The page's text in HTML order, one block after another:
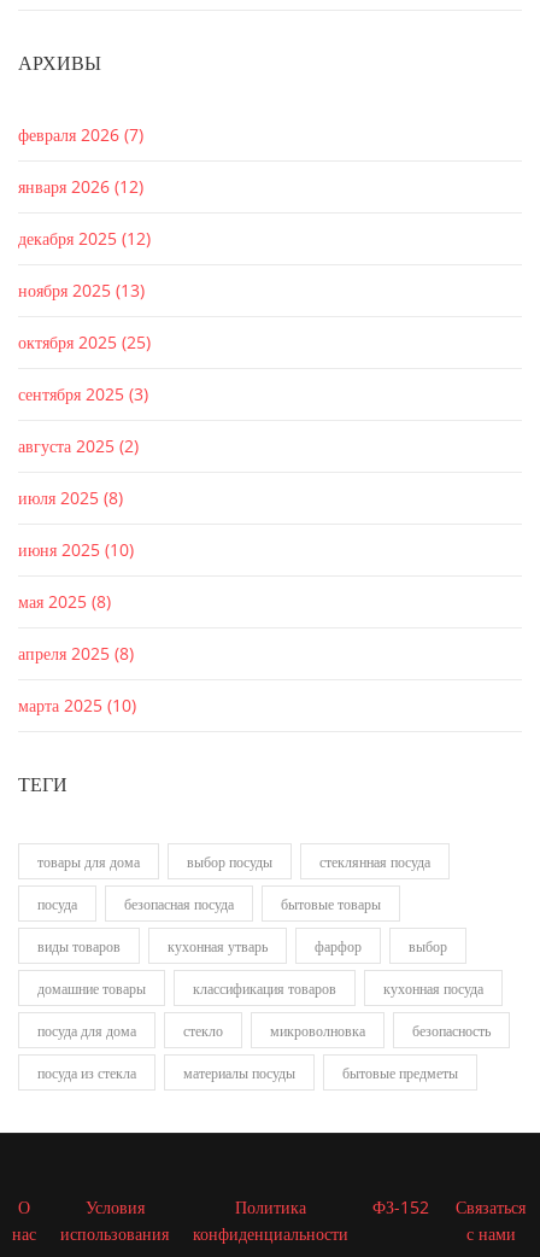
АРХИВЫ
февраля 2026 (7)
января 2026 (12)
декабря 2025 (12)
ноября 2025 (13)
октября 2025 (25)
сентября 2025 (3)
августа 2025 (2)
июля 2025 (8)
июня 2025 (10)
мая 2025 (8)
апреля 2025 (8)
марта 2025 (10)
ТЕГИ
товары для дома выбор посуды стеклянная посуда
посуда безопасная посуда бытовые товары
виды товаров кухонная утварь фарфор выбор
домашние товары классификация товаров кухонная посуда
посуда для дома стекло микроволновка безопасность
посуда из стекла материалы посуды бытовые предметы
О
нас
Условия
использования
Политика
конфиденциальности
ФЗ-152
Связаться
с нами